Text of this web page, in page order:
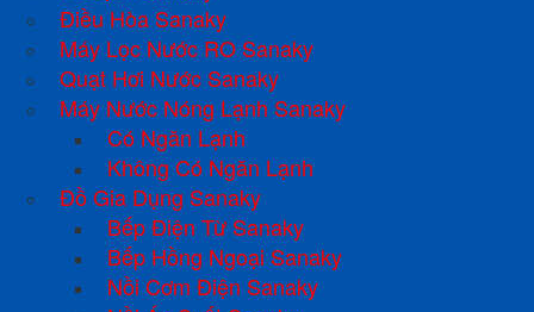
Điều Hòa Sanaky
Máy Lọc Nước RO Sanaky
Quạt Hơi Nước Sanaky
Máy Nước Nóng Lạnh Sanaky
Có Ngăn Lạnh
Không Có Ngăn Lạnh
Đồ Gia Dụng Sanaky
Bếp Điện Từ Sanaky
Bếp Hồng Ngoại Sanaky
Nồi Cơm Điện Sanaky